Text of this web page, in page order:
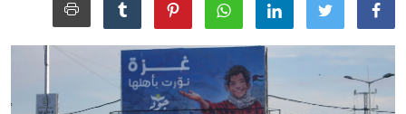
العالم
الاقتصاد